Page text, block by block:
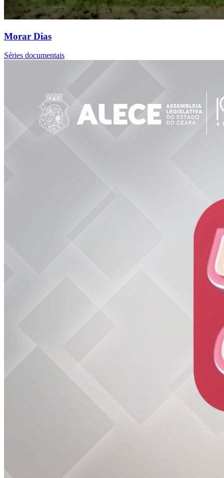
Morar Dias
Séries documentais